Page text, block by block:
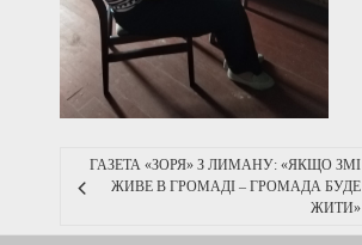
ГАЗЕТА «ЗОРЯ» З ЛИМАНУ: «ЯКЩО ЗМІ
ЖИВЕ В ГРОМАДІ – ГРОМАДА БУДЕ
ЖИТИ»